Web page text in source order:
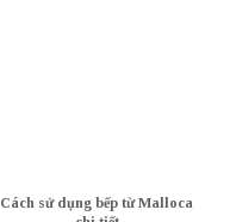
Cách sử dụng bếp từ Malloca